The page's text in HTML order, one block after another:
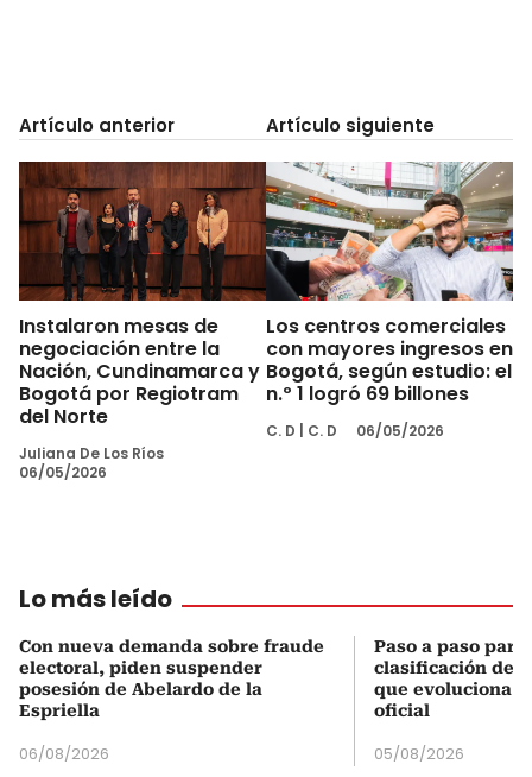
Artículo anterior
Instalaron mesas de
negociación entre la
Nación, Cundinamarca y
Bogotá por Regiotram
del Norte
Juliana De Los Ríos
06/05/2026
Artículo siguiente
Los centros comerciales
con mayores ingresos en
Bogotá, según estudio: el
n.º 1 logró 69 billones
C. D C. D 06/05/2026
Lo más leído
Con nueva demanda sobre fraude
electoral, piden suspender
posesión de Abelardo de la
Espriella
06/08/2026
Paso a paso
clasificación del
que evoluciona
oficial
05/08/2026